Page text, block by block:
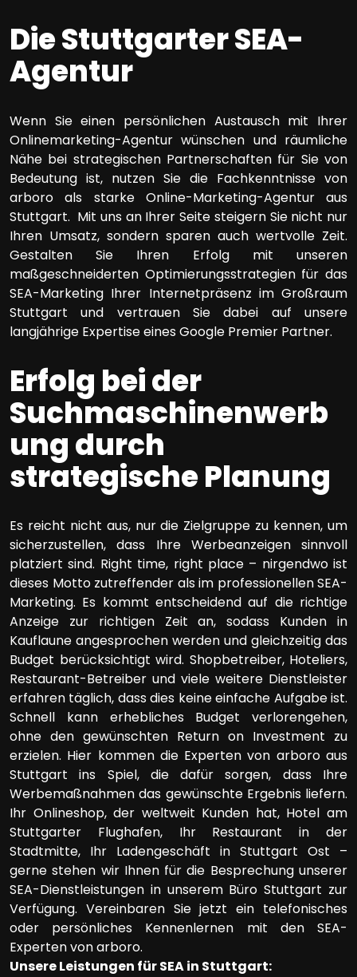
Die Stuttgarter SEA-
Agentur
Wenn Sie einen persönlichen Austausch mit Ihrer
Onlinemarketing-Agentur wünschen und räumliche
Nähe bei strategischen Partnerschaften für Sie von
Bedeutung ist, nutzen Sie die Fachkenntnisse von
arboro als starke Online-Marketing-Agentur aus
Stuttgart. Mit uns an Ihrer Seite steigern Sie nicht nur
Ihren Umsatz, sondern sparen auch wertvolle Zeit.
Gestalten Sie Ihren Erfolg mit unseren
maßgeschneiderten Optimierungsstrategien für das
SEA-Marketing Ihrer Internetpräsenz im Großraum
Stuttgart und vertrauen Sie dabei auf unsere
langjährige Expertise eines Google Premier Partner.
Erfolg bei der
Suchmaschinenwerb
ung durch
strategische Planung
Es reicht nicht aus, nur die Zielgruppe zu kennen, um
sicherzustellen, dass Ihre Werbeanzeigen sinnvoll
platziert sind. Right time, right place – nirgendwo ist
dieses Motto zutreffender als im professionellen SEA-
Marketing. Es kommt entscheidend auf die richtige
Anzeige zur richtigen Zeit an, sodass Kunden in
Kauflaune angesprochen werden und gleichzeitig das
Budget berücksichtigt wird. Shopbetreiber, Hoteliers,
Restaurant-Betreiber und viele weitere Dienstleister
erfahren täglich, dass dies keine einfache Aufgabe ist.
Schnell kann erhebliches Budget verlorengehen,
ohne den gewünschten Return on Investment zu
erzielen. Hier kommen die Experten von arboro aus
Stuttgart ins Spiel, die dafür sorgen, dass Ihre
Werbemaßnahmen das gewünschte Ergebnis liefern.
Ihr Onlineshop, der weltweit Kunden hat, Hotel am
Stuttgarter Flughafen, Ihr Restaurant in der
Stadtmitte, Ihr Ladengeschäft in Stuttgart Ost –
gerne stehen wir Ihnen für die Besprechung unserer
SEA-Dienstleistungen in unserem Büro Stuttgart zur
Verfügung. Vereinbaren Sie jetzt ein telefonisches
oder persönliches Kennenlernen mit den SEA-
Experten von arboro.
Unsere Leistungen für SEA in Stuttgart: